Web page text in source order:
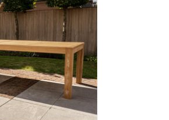
2024 at 13:08
en service
2024 at 09:58